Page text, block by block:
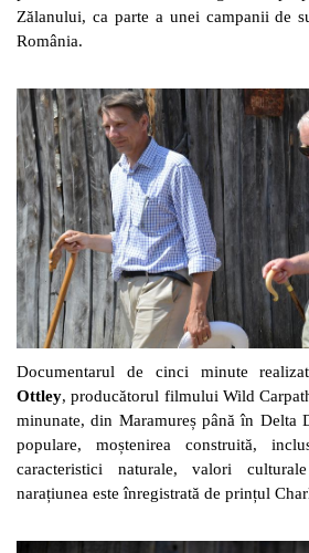
Zălanului, ca parte a unei campanii de
România.
Documentarul de cinci minute
Ottley, producătorul filmului Wild
minunate, din Maramureș până în Delta
populare, moștenirea construită,
caracteristici naturale, valori
narațiunea este înregistrată de prințul